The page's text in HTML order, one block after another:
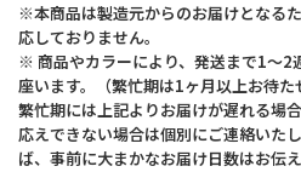
※本商品は製造元からのお届けとなる
応しておりません。
※ 商品やカラーにより、発送まで1～2
座います。（繁忙期は1ヶ月以上お待た
繁忙期には上記よりお届けが遅れる場
応えできない場合は個別にご連絡いた
ば、事前に大まかなお届け日数はお伝え